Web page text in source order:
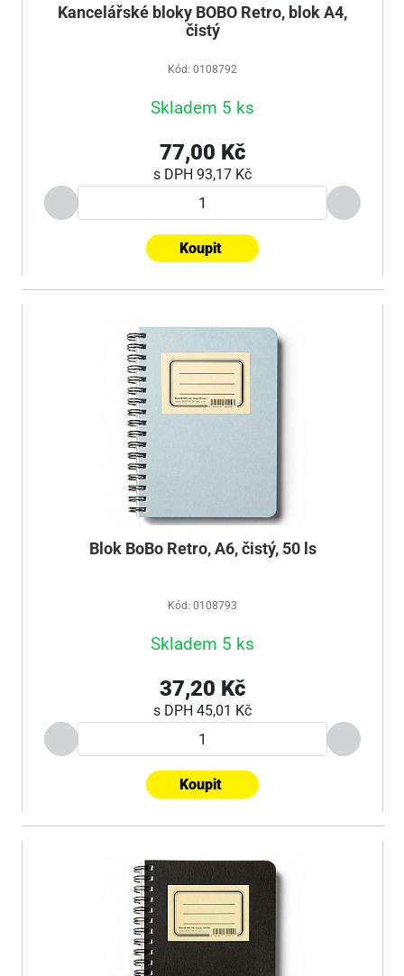
Kancelářské bloky BOBO Retro, blok A4,
čistý
Kód: 0108792
Skladem 5 ks
77,00 Kč
s DPH 93,17 Kč
Koupit
Blok BoBo Retro, A6, čistý, 50 ls
Kód: 0108793
Skladem 5 ks
37,20 Kč
s DPH 45,01 Kč
Koupit